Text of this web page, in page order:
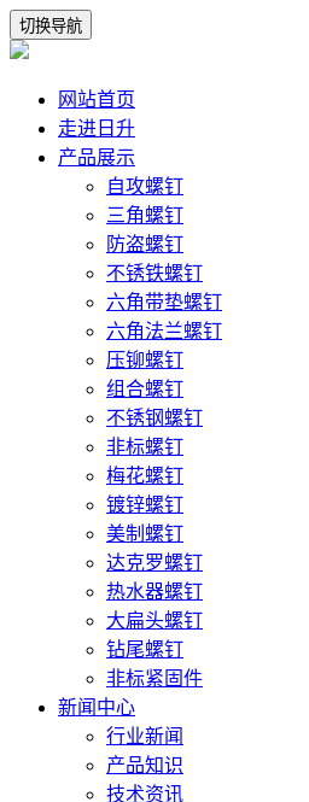
切换导航
网站首页
走进日升
产品展示
自攻螺钉
三角螺钉
防盗螺钉
不锈铁螺钉
六角带垫螺钉
六角法兰螺钉
压铆螺钉
组合螺钉
不锈钢螺钉
非标螺钉
梅花螺钉
镀锌螺钉
美制螺钉
达克罗螺钉
热水器螺钉
大扁头螺钉
钻尾螺钉
非标紧固件
新闻中心
行业新闻
产品知识
技术资讯